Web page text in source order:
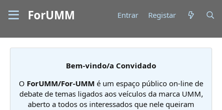
ForUMM Entrar Registar
Bem-vindo/a Convidado
O ForUMM/For-UMM é um espaço público on-line de
debate de temas ligados aos veículos da marca UMM,
aberto a todos os interessados que nele queiram